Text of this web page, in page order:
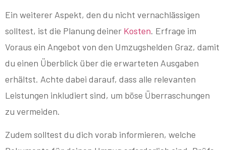
Ein weiterer Aspekt, den du nicht vernachlässigen
solltest, ist die Planung deiner Kosten. Erfrage im
Voraus ein Angebot von den Umzugshelden Graz, damit
du einen Überblick über die erwarteten Ausgaben
erhältst. Achte dabei darauf, dass alle relevanten
Leistungen inkludiert sind, um böse Überraschungen
zu vermeiden.
Zudem solltest du dich vorab informieren, welche